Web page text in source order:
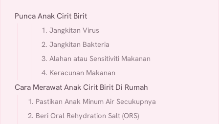
Punca Anak Cirit Birit
1. Jangkitan Virus
2. Jangkitan Bakteria
3. Alahan atau Sensitiviti Makanan
4. Keracunan Makanan
Cara Merawat Anak Cirit Birit Di Rumah
1. Pastikan Anak Minum Air Secukupnya
2. Beri Oral Rehydration Salt (ORS)